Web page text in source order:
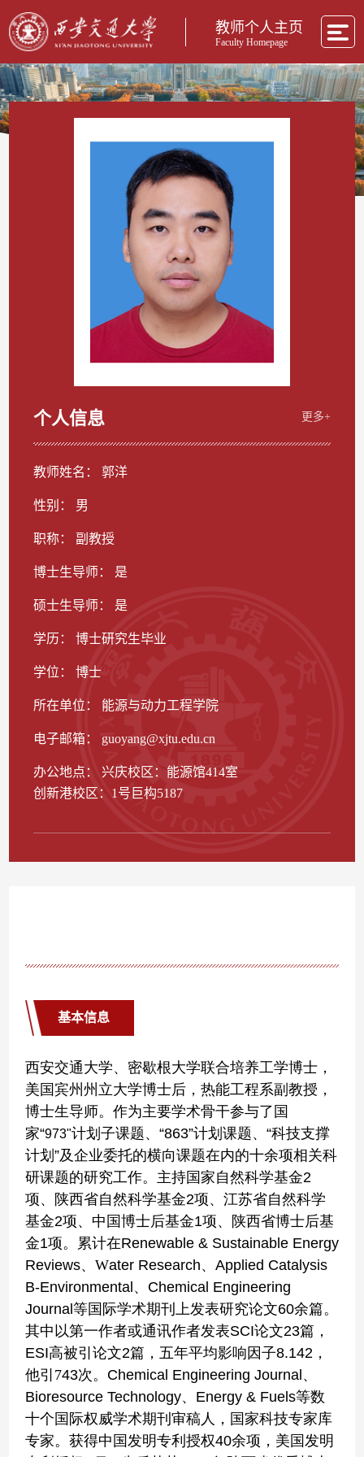
教师个人主页
Faculty Homepage
个人信息 更多+
教师姓名： 郭洋
性别： 男
职称： 副教授
博士生导师： 是
硕士生导师： 是
学历： 博士研究生毕业
学位： 博士
所在单位： 能源与动力工程学院
电子邮箱： guoyang@xjtu.edu.cn
办公地点： 兴庆校区：能源馆414室
创新港校区：1号巨构5187
基本信息